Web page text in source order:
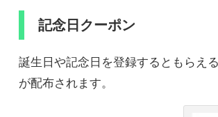
記念日クーポン
誕生日や記念日を登録するともらえ
が配布されます。